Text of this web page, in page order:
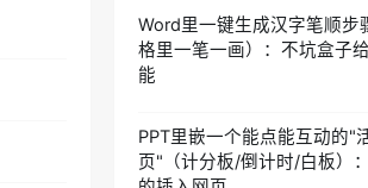
Word里一键生成汉字笔顺步
格里一笔一画）：不坑盒子
能
PPT里嵌一个能点能互动的"
页"（计分板/倒计时/白板）